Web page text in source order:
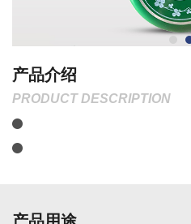
产品介绍
PRODUCT DESCRIPTION